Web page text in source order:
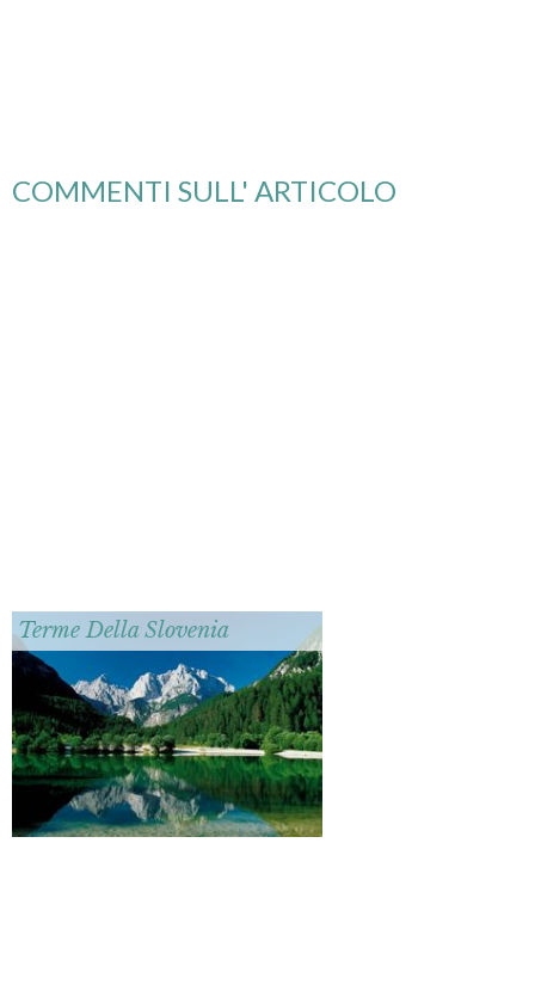
COMMENTI SULL' ARTICOLO
Terme Della Slovenia